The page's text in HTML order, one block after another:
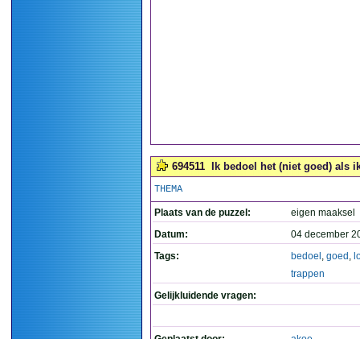
694511 Ik bedoel het (niet goed) als
THEMA
Plaats van de puzzel:
eigen maaksel
Datum:
04 december
Tags:
bedoel , goed ,
trappen
Gelijkluidende vragen: